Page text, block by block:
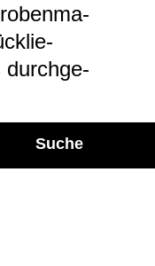
Suche
durch­ge­